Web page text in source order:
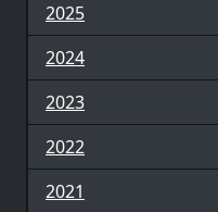
2025
2024
2023
2022
2021